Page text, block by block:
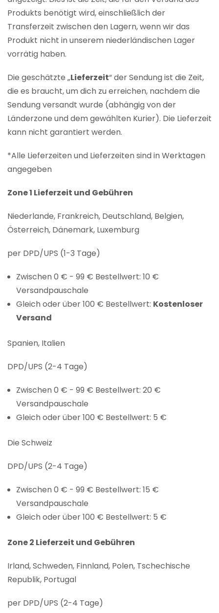
Produkts benötigt wird, einschließlich der
Transferzeit zwischen den Lagern, wenn wir das
Produkt nicht in unserem niederländischen Lager
vorrätig haben.
Die geschätzte „Lieferzeit“ der Sendung ist die Zeit,
die es braucht, um dich zu erreichen, nachdem die
Sendung versandt wurde (abhängig von der
Länderzone und dem gewählten Kurier). Die Lieferzeit
kann nicht garantiert werden.
*Alle Lieferzeiten und Lieferzeiten sind in Werktagen
angegeben
Zone 1 Lieferzeit und Gebühren
Niederlande, Frankreich, Deutschland, Belgien,
Österreich, Dänemark, Luxemburg
per DPD/UPS (1-3 Tage)
Zwischen 0 € - 99 € Bestellwert: 10 €
Versandpauschale
Gleich oder über 100 € Bestellwert: Kostenloser
Versand
Spanien, Italien
DPD/UPS (2-4 Tage)
Zwischen 0 € - 99 € Bestellwert: 20 €
Versandpauschale
Gleich oder über 100 € Bestellwert: 5 €
Die Schweiz
DPD/UPS (2-4 Tage)
Zwischen 0 € - 99 € Bestellwert: 15 €
Versandpauschale
Gleich oder über 100 € Bestellwert: 5 €
Zone 2 Lieferzeit und Gebühren
Irland, Schweden, Finnland, Polen, Tschechische
Republik, Portugal
per DPD/UPS (2-4 Tage)